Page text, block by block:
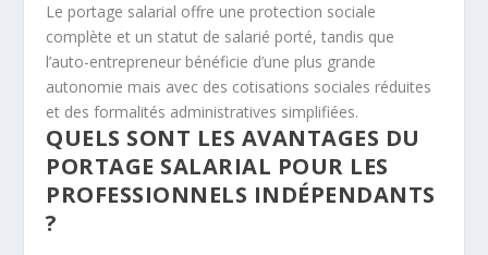
Le portage salarial offre une protection sociale
complète et un statut de salarié porté, tandis que
l’auto-entrepreneur bénéficie d’une plus grande
autonomie mais avec des cotisations sociales réduites
et des formalités administratives simplifiées.
QUELS SONT LES AVANTAGES DU
PORTAGE SALARIAL POUR LES
PROFESSIONNELS INDÉPENDANTS
?